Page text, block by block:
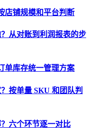
店铺规模和平台判断
从对账到利润报表的步
单库存统一管理方案
按单量 SKU 和团队判
六个环节逐一对比